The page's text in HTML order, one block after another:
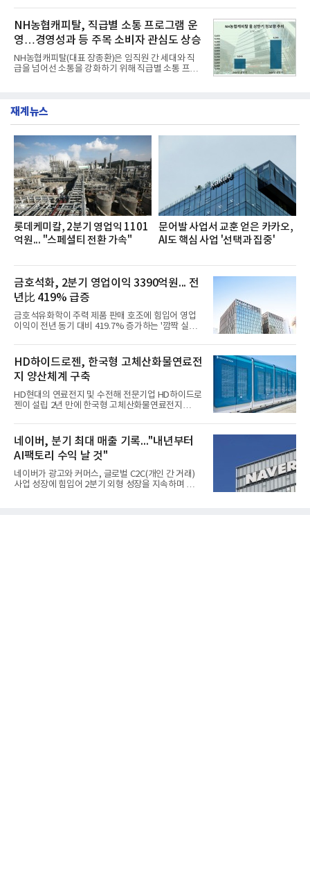
넘
혔다.‘동대문식 닭한마리 칼국수’는 예상을 뛰어넘는
소비자 호응에 힘입어 지난 7월 13일 첫 선을 보인 지
단 18일 만에 누적 판매량 50만 개를 돌파하는 성과를
거두었다.이번 신제품은 개발진이 전국의 닭한마리
전문점을 직접 찾아 다니며 최적의 육수 비율을 완성
했다. 자극적이지 않으면서도 깊은 닭육수에 마늘의
개운한 풍미를 더했으며, 국물이 잘 배어들면서도 쫄
서도
NH농협캐피탈, 직급별 소통 프로그램 운
영…경영성과 등 주목 소비자 관심도 상승
NH농협캐피탈(대표 장종환)은 임직원 간 세대와 직
급을 넘어선 소통을 강화하기 위해 직급별 소통 프로
영지원부 홍보팀과 2026년 새로이(e)＊가 공동 주관
쳐 진행됐다.참고로 새로이(e)는 NH농협캐피탈 MZ
세대들로(과장~계장) 구성된 자율 참여조직으로, 조
직문화 혁신과 업무 효율성 향상을 위한 다양한 활동
을 추진하며,새로운 변화와 이로운 영향력을 조직전
반에 전파하는 역할
재계뉴스
롯데케미칼, 2분기 영업익 1101
억원... "스페셜티 전환 가속"
문어발 사업서 교훈 얻은 카카오,
AI도 핵심 사업 '선택과 집중'
금호석화, 2분기 영업이익 3390억원... 전
년比 419% 급증
금호석유화학이 주력 제품 판매 호조에 힘입어 영업
이익이 전년 동기 대비 419.7% 증가하는 '깜짝 실
업이익이 3390억원으로 지난해 동기보다 419.7% 증
가한 것으로 잠정 집계됐다고 7일 공시했다.매출은 2
조2682억원으로 지난해 동기 대비 27.9% 증가했다.
순이익은 3004억원으로 420.4% 늘었다.이번 호실적
은 주력 제품인 NB라텍스와 합성수지 판매 호조가 견
인한 것으로 풀이된다. 미국의 중국산 의료용 고무장
갑 관세 인상 이후 동남아 장갑업체의 가동률이 높아
성이 개선됐다.금호석유
HD하이드로젠, 한국형 고체산화물연료전
지 양산체계 구축
HD현대의 연료전지 및 수전해 전문기업 HD하이드로
젠이 설립 2년 만에 한국형 고체산화물연료전지
본격적인 시장 공략에 나선다.HD하이드로젠은 최근
한국전기안전공사(KESCO)로부터 SOFC 발전설비
‘HD250’과 ‘HD300’, 제조시설에 대한 사용전검사를
완료하고 제품 양산체계 구축했다고 밝혔다.HD250
과 HD300은 각각 249kW급과 285kW급의 중소형 발
전용 SOFC 제품이다. 이번 검사를 통해 HD하이드로
젠은 제품과 제조시설의 전기설비 안전성과 적합성을
네이버, 분기 최대 매출 기록..."내년부터
AI팩토리 수익 날 것"
네이버가 광고와 커머스, 글로벌 C2C(개인 간 거래)
사업 성장에 힘입어 2분기 외형 성장을 지속하며 역대